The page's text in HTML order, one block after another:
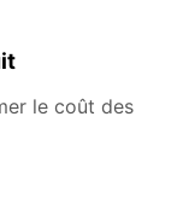
le coût des